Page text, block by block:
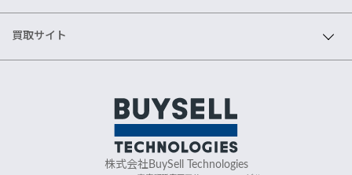
買取サイト
株式会社BuySell Technologies